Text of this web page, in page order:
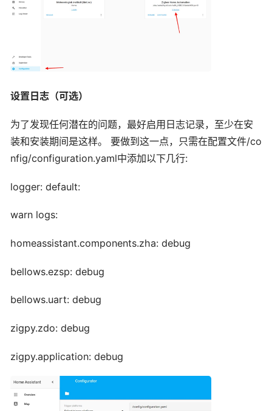
设置日志（可选）
为了发现任何潜在的问题，最好启用日志记录，至少在安
装和安装期间是这样。 要做到这一点，只需在配置文件/co
nfig/configuration.yaml中添加以下几行:
logger: default:
warn logs:
homeassistant.components.zha: debug
bellows.ezsp: debug
bellows.uart: debug
zigpy.zdo: debug
zigpy.application: debug